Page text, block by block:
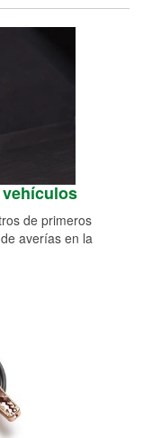
de primeros
averías en la